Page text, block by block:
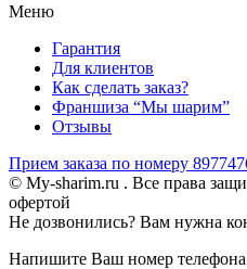
Меню
Гарантия
Для клиентов
Как сделать заказ?
Франшиза “Мы шарим”
Отзывы
Прием заказа по номеру
© My-sharim.ru . Все права
офертой
Не дозвонились? Вам нужна
Напишите Ваш номер